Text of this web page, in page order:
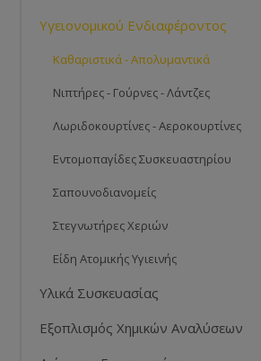
Υγειονομικού Ενδιαφέροντος
Καθαριστικά - Απολυμαντικά
Νιπτήρες - Γούρνες - Λάντζες
Λωριδοκουρτίνες - Αεροκουρτίνες
Εντομοπαγίδες Συσκευαστηρίου
Σαπουνοδιανομείς
Στεγνωτήρες Χεριών
Είδη Ατομικής Υγιεινής
Υλικά Συσκευασίας
Εξοπλισμός Χημικών Αναλύσεων